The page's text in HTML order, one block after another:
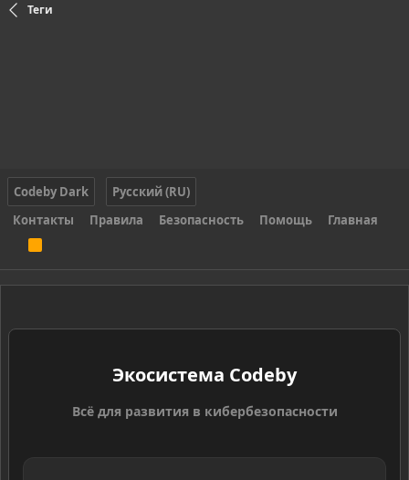
Теги
Codeby Dark
Русский (RU)
Контакты
Правила Безопасность Помощь Главная
S
Экосистема Codeby
Всё для развития в кибербезопасности